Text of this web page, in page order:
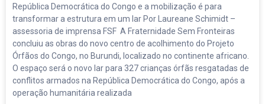
República Democrática do Congo e a mobilização é para
transformar a estrutura em um lar Por Laureane Schimidt –
assessoria de imprensa FSF A Fraternidade Sem Fronteiras
concluiu as obras do novo centro de acolhimento do Projeto
Órfãos do Congo, no Burundi, localizado no continente africano.
O espaço será o novo lar para 327 crianças órfãs resgatadas de
conflitos armados na República Democrática do Congo, após a
operação humanitária realizada